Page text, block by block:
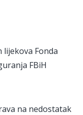
lijekova Fonda
FBiH
na nedostatak